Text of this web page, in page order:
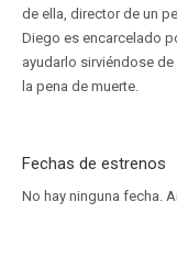
de ella, director de un
Diego es encarcelado
ayudarlo sirviéndose
la pena de muerte.
Fechas de estrenos
No hay ninguna fecha.